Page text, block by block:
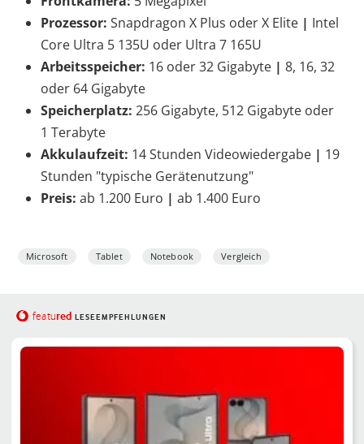
Prozessor: Snapdragon X Plus oder X Elite | Intel
Core Ultra 5 135U oder Ultra 7 165U
Arbeitsspeicher: 16 oder 32 Gigabyte | 8, 16, 32
oder 64 Gigabyte
Speicherplatz: 256 Gigabyte, 512 Gigabyte oder
1 Terabyte
Akkulaufzeit: 14 Stunden Videowiedergabe | 19
Stunden "typische Gerätenutzung"
Preis: ab 1.200 Euro | ab 1.400 Euro
Microsoft Tablet Notebook Vergleich
featured LESEEMPFEHLUNGEN